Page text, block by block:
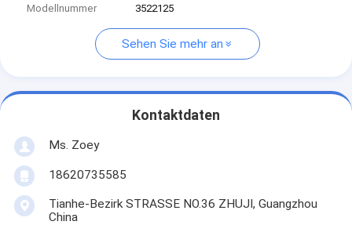
Modellnummer
3522125
Sehen Sie mehr an
Kontaktdaten
Ms. Zoey
18620735585
Tianhe-Bezirk STRASSE NO.36 ZHUJI, Guangzhou
China